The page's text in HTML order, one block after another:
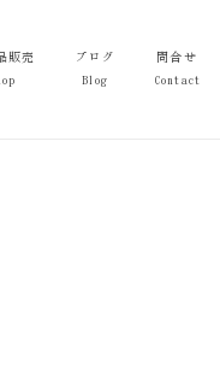
販売
ブログ
Blog
問合せ
Contact